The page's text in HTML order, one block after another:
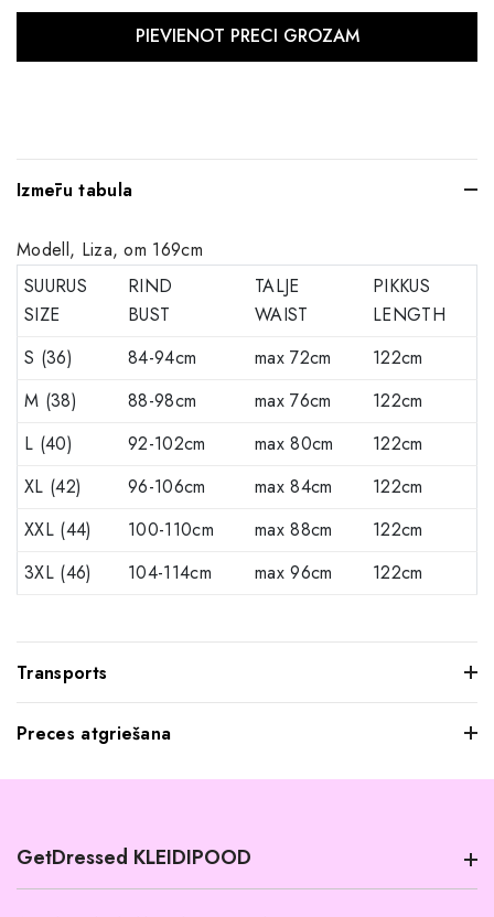
Izmēru tabula
Modell, Liza, om 169cm
SUURUS
SIZE
RIND
BUST
TALJE
WAIST
PIKKUS
LENGTH
S (36)
84-94cm max 72cm
122cm
M (38)
88-98cm max 76cm
122cm
L (40)
92-102cm max 80cm
122cm
XL (42)
96-106cm max 84cm
122cm
XXL (44)
100-110cm max 88cm
122cm
3XL (46)
104-114cm max 96cm 122cm
Transports
Preces atgriešana
atgriezt mums visus produktus, kurus nevēlaties paturēt.
GetDressed KLEIDIPOOD